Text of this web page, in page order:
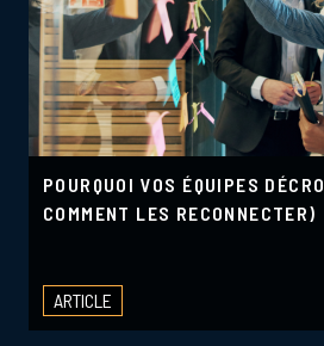
POURQUOI VOS ÉQUIPES
COMMENT LES RECONNECTER)
ARTICLE